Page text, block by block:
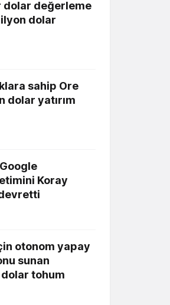
dolar değerleme
dolar
sahip Ore
dolar yatırım
Koray
otonom yapay
sunan
tohum